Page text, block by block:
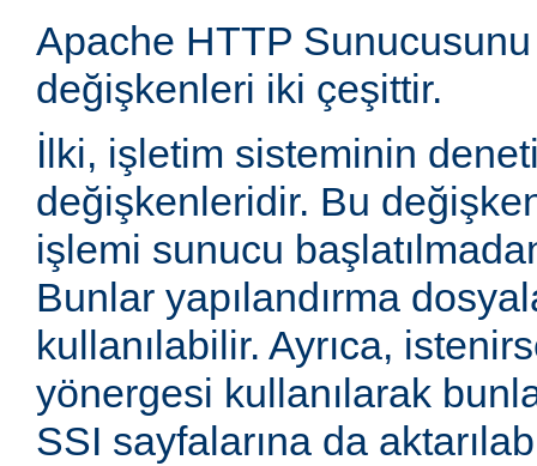
Apache HTTP
değişkenleri iki çeşittir.
İlki, işletim sisteminin
değişkenleridir. Bu
işlemi sunucu
Bunlar yapılandırma
kullanılabilir. Ayrıca,
yönergesi kullanılarak
SSI sayfalarına da